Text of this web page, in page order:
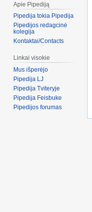
Apie Pipediją
Pipedija tokia Pipedija
Pipedijos redagcinė
kolegija
Kontaktai/Contacts
Linkai visokie
Mus išperėjo
Pipedija LJ
Pipedija Tviteryje
Pipedija Feisbuke
Pipedijos forumas